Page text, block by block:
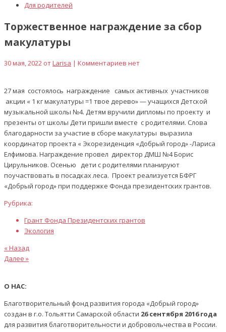
Для родителей
Торжественное награждение за сбор
макулатуры
30 мая, 2022 отLarisa | Комментариев нет
27 мая состоялось награждение самых активных участников
акции « 1 кг макулатуры =1 твое дерево» — учащихся Детской
музыкальной школы №4. Детям вручили дипломы по проекту и
презенты от школы Дети пришли вместе с родителями. Слова
благодарности за участие в сборе макулатуры выразила
координатор проекта « Экорезиденция «Добрый город» -Лариса
Елфимова. Награждение провел директор ДМШ №4 Борис
Цирульников. Осенью дети с родителями планируют
поучаствовать в посадках леса. Проект реализуется БФРГ
«Добрый город» при поддержке Фонда президентских грантов.
Рубрика:
Грант Фонда Президентских грантов
Экология
Навигация
по
записям
Предыдущая
статья
« Назад
Следующая
Далее »
О НАС:
Благотворительный фонд развития города «Добрый город»
создан в г.о. Тольятти Самарской области 26 сентября 2016 года
для развития благотворительности и добровольчества в России.